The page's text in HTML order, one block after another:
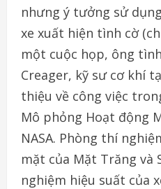
nhưng ý tưởng sử
xe xuất hiện tình cờ
một cuộc họp, ông
Creager, kỹ sư cơ khí
thiệu về công việc
Mô phỏng Hoạt động
NASA. Phòng thí
mặt của Mặt Trăng và
nghiệm hiệu suất của